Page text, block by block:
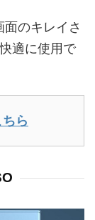
のキレイさ
適に使用で
ら